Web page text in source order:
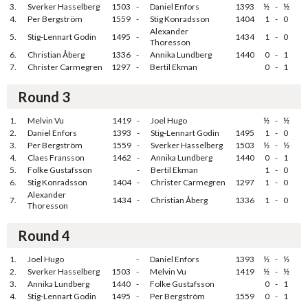
3.
Sverker Hasselberg 1503 - Daniel Enfors 1393 ½ - ½
4.
Per Bergström 1559 - Stig Konradsson 1404 1 - 0
5.
Stig-Lennart Godin 1495 -
Alexander
Thoresson
1434 1 - 0
6.
Christian Åberg 1336 - Annika Lundberg 1440 0 - 1
7.
Christer Carmegren 1297 - Bertil Ekman 0 - 1
Round 3
1. Melvin Vu 1419 - Joel Hugo ½ - ½
2.
Daniel Enfors 1393 - Stig-Lennart Godin 1495 1 - 0
3.
Per Bergström 1559 - Sverker Hasselberg 1503 ½ - ½
4.
Claes Fransson 1462 - Annika Lundberg 1440 0 - 1
5.
Folke Gustafsson - Bertil Ekman 1 - 0
6.
Stig Konradsson 1404 - Christer Carmegren 1297 1 - 0
7.
Alexander
Thoresson
1434 - Christian Åberg 1336 1 - 0
Round 4
1. Joel Hugo - Daniel Enfors 1393 ½ - ½
2.
Sverker Hasselberg 1503 - Melvin Vu 1419 ½ - ½
3.
Annika Lundberg 1440 - Folke Gustafsson 0 - 1
4.
Stig-Lennart Godin 1495 - Per Bergström 1559 0 - 1